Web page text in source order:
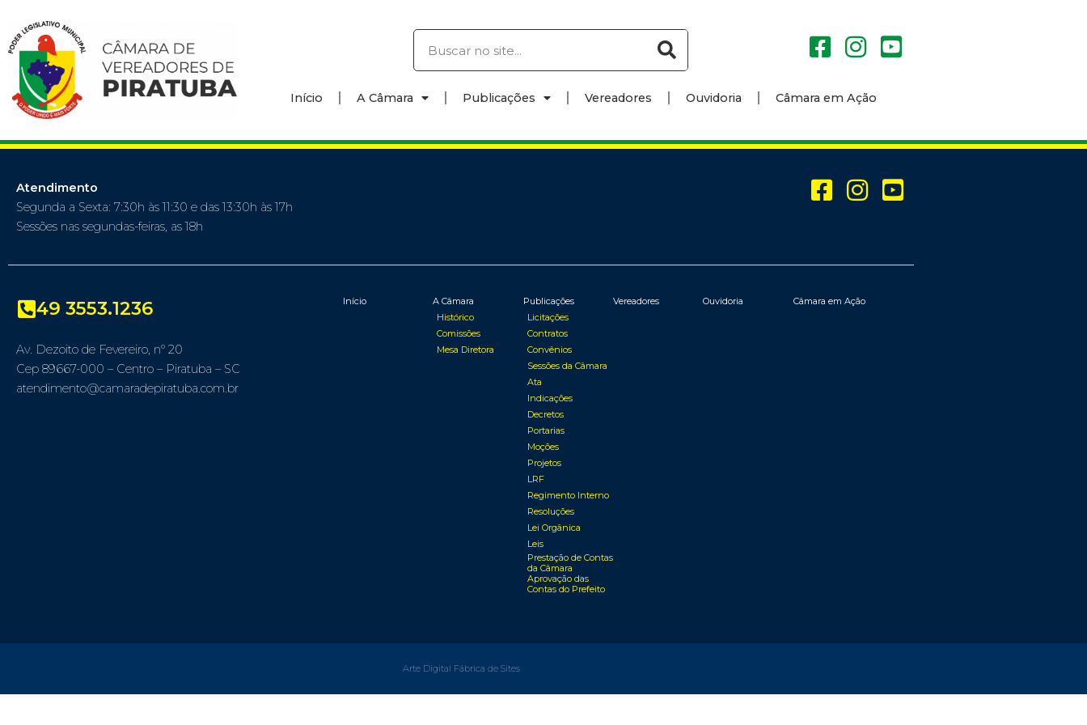
Início A Câmara Publicações Vereadores Ouvidoria Câmara em Ação
Atendimento
Segunda a Sexta: 7:30h às 11:30 e das 13:30h às 17h
Sessões nas segundas-feiras, as 18h
49 3553.1236
Av. Dezoito de Fevereiro, nº 20
Cep 89667-000 – Centro – Piratuba – SC
atendimento@camaradepiratuba.com.br
Início
A Câmara
Histórico
Comissões
Mesa Diretora
Publicações
Licitações
Contratos
Convênios
Sessões da Câmara
Ata
Indicações
Decretos
Portarias
Moções
Projetos
LRF
Regimento Interno
Resoluções
Lei Orgânica
Leis
Prestação de Contas
da Câmara
Aprovação das
Contas do Prefeito
Vereadores Ouvidoria Câmara em Ação
Arte Digital Fábrica de Sites